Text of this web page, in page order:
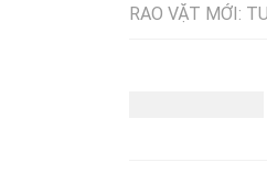
RAO VẶT MỚI: